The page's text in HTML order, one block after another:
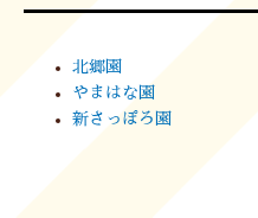
北郷園
やまはな園
新さっぽろ園